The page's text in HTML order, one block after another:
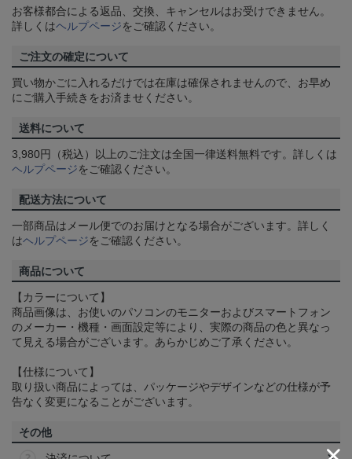
お客様都合による返品、交換、キャンセルはお受けできません。
詳しくはヘルプページをご確認ください。
ご注文の確定について
買い物かごに入れるだけでは在庫は確保されませんので、お早め
にご購入手続きをお済ませください。
送料について
3,980円（税込）以上のご注文は全国一律送料無料です。詳しくは
ヘルプページをご確認ください。
配送方法について
一部商品はメール便でのお届けとなる場合がございます。詳しく
はヘルプページをご確認ください。
商品について
【カラーについて】
商品画像は、お使いのパソコンのモニターおよびスマートフォン
のメーカー・機種・画面設定等により、実際の商品の色と異なっ
て見える場合がございます。あらかじめご了承ください。
【仕様について】
取り扱い商品によっては、パッケージやデザインなどの仕様が予
告なく変更になることがございます。
その他